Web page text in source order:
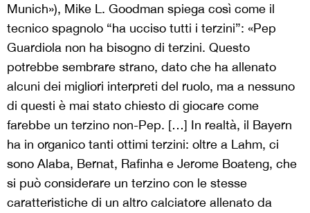
Munich»), Mike L. Goodman spiega così come il
tecnico spagnolo “ha ucciso tutti i terzini”: «Pep
Guardiola non ha bisogno di terzini. Questo
potrebbe sembrare strano, dato che ha allenato
alcuni dei migliori interpreti del ruolo, ma a nessuno
di questi è mai stato chiesto di giocare come
farebbe un terzino non-Pep. […] In realtà, il Bayern
ha in organico tanti ottimi terzini: oltre a Lahm, ci
sono Alaba, Bernat, Rafinha e Jerome Boateng, che
si può considerare un terzino con le stesse
caratteristiche di un altro calciatore allenato da